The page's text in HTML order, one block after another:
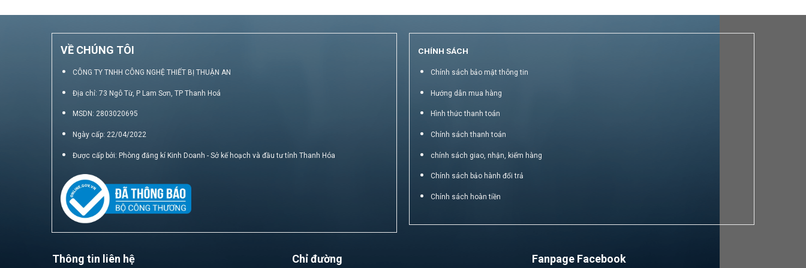
VỀ CHÚNG TÔI
CÔNG TY TNHH CÔNG NGHỆ THIẾT BỊ THUẬN AN
Địa chỉ: 73 Ngô Từ, P Lam Sơn, TP Thanh Hoá
MSDN: 2803020695
Ngày cấp: 22/04/2022
Được cấp bởi: Phòng đăng kí Kinh Doanh - Sở kế hoạch và đầu tư tỉnh Thanh Hóa
CHÍNH SÁCH
Chính sách bảo mật thông tin
Hướng dẫn mua hàng
Hình thức thanh toán
Chính sách thanh toán
chính sách giao, nhận, kiểm hàng
Chính sách bảo hành đổi trả
Chính sách hoàn tiền
Thông tin liên hệ Chỉ đường Fanpage Facebook